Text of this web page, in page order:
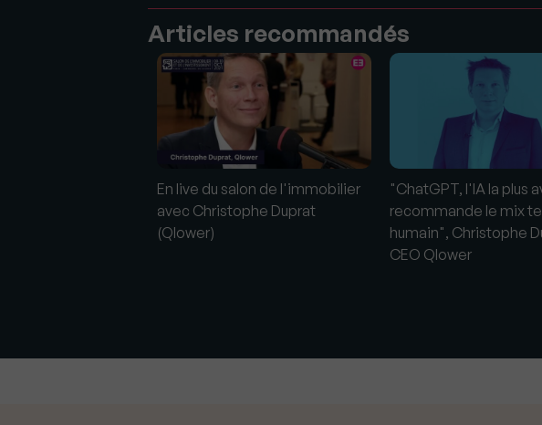
Articles recommandés
En live du salon de l'immobilier
avec Christophe Duprat
(Qlower)
"ChatGPT, l'IA la plus
recommande le mix
humain", Christophe
CEO Qlower